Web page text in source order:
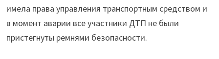
имела права управления транспортным средством и
в момент аварии все участники ДТП не были
пристегнуты ремнями безопасности.